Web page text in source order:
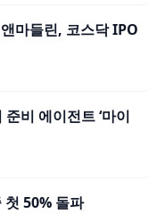
마들린, 코스닥 IPO
비 에이전트 ‘마이
첫 50% 돌파